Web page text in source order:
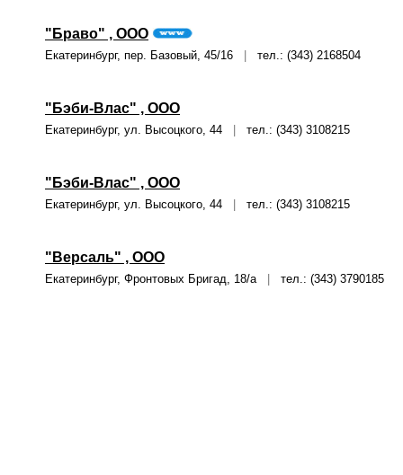
"Браво" , ООО
Екатеринбург, пер. Базовый, 45/16 тел.: (343) 2168504
"Бэби-Влас" , ООО
Екатеринбург, ул. Высоцкого, 44 тел.: (343) 3108215
"Бэби-Влас" , ООО
Екатеринбург, ул. Высоцкого, 44 тел.: (343) 3108215
"Версаль" , ООО
Екатеринбург, Фронтовых Бригад, 18/а тел.: (343) 3790185